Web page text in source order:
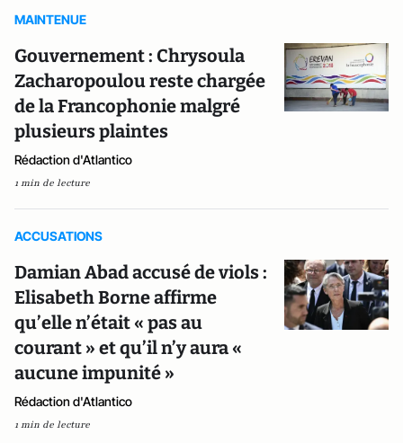
MAINTENUE
Gouvernement : Chrysoula
Zacharopoulou reste chargée
de la Francophonie malgré
plusieurs plaintes
Rédaction d'Atlantico
1 min de lecture
ACCUSATIONS
Damian Abad accusé de viols :
Elisabeth Borne affirme
qu’elle n’était « pas au
courant » et qu’il n’y aura «
aucune impunité »
Rédaction d'Atlantico
1 min de lecture